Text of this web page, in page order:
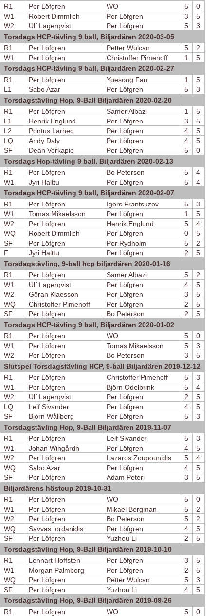
R1
Per Löfgren WO 5
0
W1
Robert Dimmlich Per Löfgren 3
5
W2
Ulf Lagerqvist Per Löfgren 5
3
Torsdags HCP-tävling 9 ball, Biljardären 2020-03-05
R1
Per Löfgren Petter Wulcan 5
2
W1
Per Löfgren Christoffer Pimenoff 1
5
Torsdags HCP-tävling 9 ball, Biljardären 2020-02-27
R1
Per Löfgren Yuesong Fan 1
5
L1
Sabo Azar Per Löfgren 5
3
Torsdagstävling Hcp, 9-Ball Biljardären 2020-02-20
R1
Per Löfgren Samer Albazi 1
5
L1
Henrik Englund Per Löfgren 3
5
L2
Pontus Larhed Per Löfgren 4
5
LQ
Andy Daly Per Löfgren 4
5
SF
Dean Vorkapic Per Löfgren 5
0
Torsdags Hcp-tävling 9 ball, Biljardären 2020-02-13
R1
Per Löfgren Bo Peterson 5
4
W1
Jyri Halttu Per Löfgren 5
4
Torsdags HCP-tävling 9 ball, Biljardären 2020-02-07
R1
Per Löfgren Igors Frantsuzov 5
3
W1
Tomas Mikaelsson Per Löfgren 1
5
W2
Per Löfgren Henrik Englund 5
4
WQ
Robert Dimmlich Per Löfgren 0
5
SF
Per Löfgren Per Rydholm 5
2
F
Jyri Halttu Per Löfgren 2
5
Torsdagstävling, 9-ball hcp biljardären 2020-01-16
R1
Per Löfgren Samer Albazi 5
2
W1
Ulf Lagerqvist Per Löfgren 4
5
W2
Göran Klaesson Per Löfgren 3
5
WQ
Christoffer Pimenoff Per Löfgren 2
5
SF
Per Löfgren Bo Peterson 2
5
Torsdags HCP-tävling 9 ball, Biljardären 2020-01-02
R1
Per Löfgren WO 5
0
W1
Per Löfgren Tomas Mikaelsson 5
3
W2
Per Löfgren Bo Peterson 3
5
Slutspel Torsdagstävling HCP, 9-ball Biljardären 2019-12-12
R1
Per Löfgren Christoffer Pimenoff 5
3
W1
Per Löfgren Björn Odelbrink 5
4
W2
Ulf Lagerqvist Per Löfgren 2
5
LQ
Leif Sivander Per Löfgren 4
5
SF
Björn Wållberg Per Löfgren 5
3
Torsdagstävling Hcp, 9-Ball Biljardären 2019-11-07
R1
Per Löfgren Leif Sivander 5
3
W1
Johan Wingårdh Per Löfgren 4
5
W2
Per Löfgren Lazaros Zoupounidis 5
4
WQ
Sabo Azar Per Löfgren 4
5
SF
Per Löfgren Adam Peteri 3
5
Biljardärens höstcup 2019-10-31
R1
Per Löfgren WO 5
0
W1
Per Löfgren Mikael Bergman 5
2
W2
Per Löfgren Bo Peterson 5
2
WQ
Savvas Iordanidis Per Löfgren 4
5
SF
Per Löfgren Yuzhou Li 2
5
Torsdagstävling Hcp, 9-Ball Biljardären 2019-10-10
R1
Lennart Hoffsten Per Löfgren 3
5
W1
Morgan Palmborg Per Löfgren 2
5
WQ
Per Löfgren Petter Wulcan 5
3
SF
Per Löfgren Yuzhou Li 4
5
Torsdagstävling Hcp, 9-Ball Biljardären 2019-09-26
R1
Per Löfgren WO 5 0